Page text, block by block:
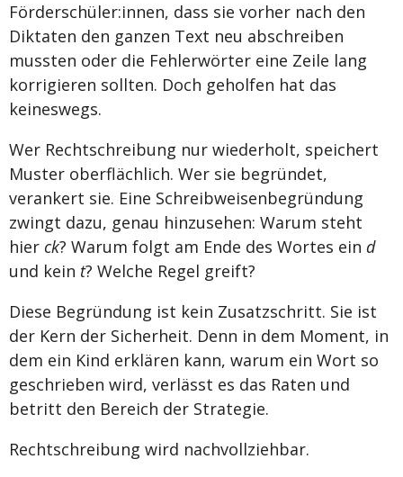
Förderschüler:innen, dass sie vorher nach den
Diktaten den ganzen Text neu abschreiben
mussten oder die Fehlerwörter eine Zeile lang
korrigieren sollten. Doch geholfen hat das
keineswegs.
Wer Rechtschreibung nur wiederholt, speichert
Muster oberflächlich. Wer sie begründet,
verankert sie. Eine Schreibweisenbegründung
zwingt dazu, genau hinzusehen: Warum steht
hier ck? Warum folgt am Ende des Wortes ein d
und kein t? Welche Regel greift?
Diese Begründung ist kein Zusatzschritt. Sie ist
der Kern der Sicherheit. Denn in dem Moment, in
dem ein Kind erklären kann, warum ein Wort so
geschrieben wird, verlässt es das Raten und
betritt den Bereich der Strategie.
Rechtschreibung wird nachvollziehbar.